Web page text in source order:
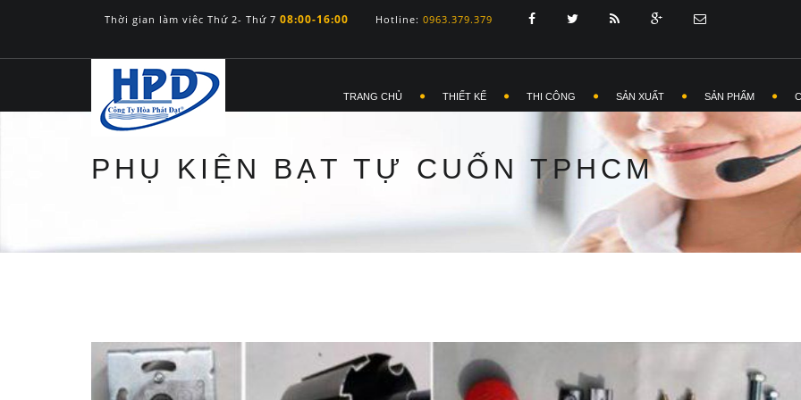
Thời gian làm viêc Thứ 2- Thứ 7 08:00-16:00 Hotline: 0963.379.379
TRANG CHỦ THIẾT KẾ THI CÔNG SẢN XUẤT SẢN PHẨM
PHỤ KIỆN BẠT TỰ CUỐN TPHCM